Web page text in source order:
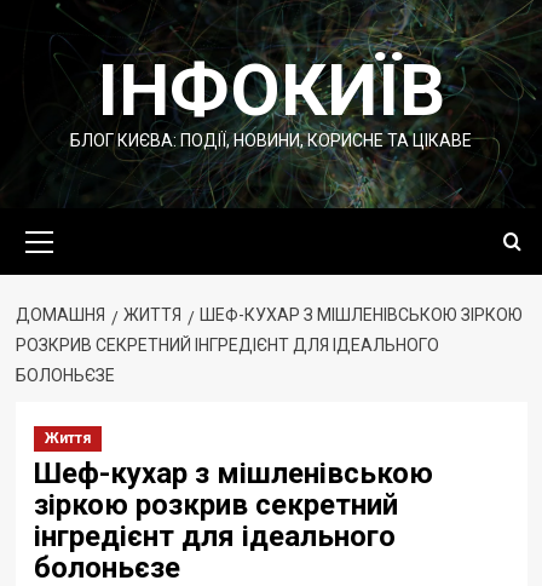
Перейти
ІНФОКИЇВ
БЛОГ КИЄВА: ПОДІЇ, НОВИНИ, КОРИСНЕ ТА ЦІКАВЕ
меню
ДОМАШНЯ ЖИТТЯ
ШЕФ-КУХАР З МІШЛЕНІВСЬКОЮ ЗІРКОЮ
РОЗКРИВ СЕКРЕТНИЙ ІНГРЕДІЄНТ ДЛЯ ІДЕАЛЬНОГО
БОЛОНЬЄЗЕ
Життя
Шеф-кухар з мішленівською
зіркою розкрив секретний
інгредієнт для ідеального
болоньєзе